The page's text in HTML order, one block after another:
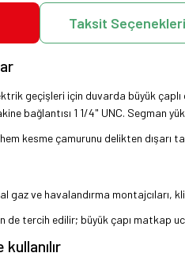
Taksit Seçenekleri
geçişleri için duvarda büyük çaplı
bağlantısı 1 1/4" UNC. Segman
kesme çamurunu delikten
gaz ve havalandırma montajcıları,
de tercih edilir; büyük çapı matkap